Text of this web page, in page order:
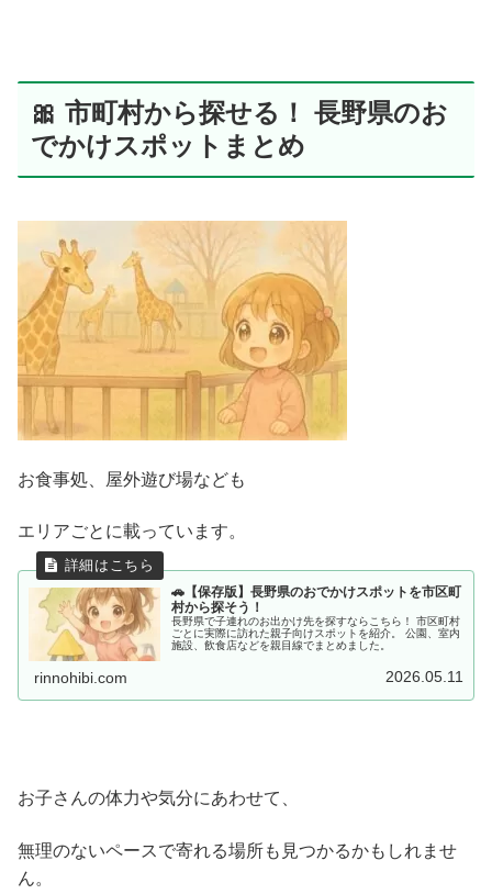
🎀 市町村から探せる！ 長野県のお
でかけスポットまとめ
お食事処、屋外遊び場なども
エリアごとに載っています。
🚗【保存版】長野県のおでかけスポットを市区町
村から探そう！
長野県で子連れのお出かけ先を探すならこちら！ 市区町村
ごとに実際に訪れた親子向けスポットを紹介。 公園、室内
施設、飲食店などを親目線でまとめました。
rinnohibi.com 2026.05.11
お子さんの体力や気分にあわせて、
無理のないペースで寄れる場所も見つかるかもしれませ
ん。